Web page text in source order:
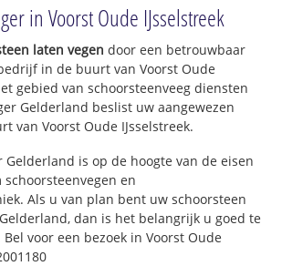
in Voorst Oude IJsselstreek
laten vegen door een betrouwbaar
in de buurt van Voorst Oude
gebied van schoorsteenveeg diensten
Gelderland beslist uw aangewezen
van Voorst Oude IJsselstreek.
Gelderland is op de hoogte van de eisen
en
Als u van plan bent uw schoorsteen
dan is het belangrijk u goed te
Bel voor een bezoek in Voorst Oude